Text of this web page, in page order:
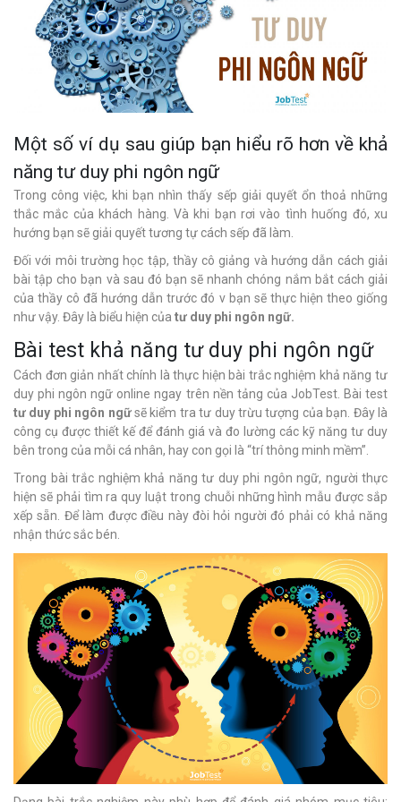
Một số ví dụ sau giúp bạn hiểu rõ hơn về khả
năng tư duy phi ngôn ngữ
Trong công việc, khi bạn nhìn thấy sếp giải quyết ổn thoả những
thắc mắc của khách hàng. Và khi bạn rơi vào tình huống đó, xu
hướng bạn sẽ giải quyết tương tự cách sếp đã làm.
Đối với môi trường học tập, thầy cô giảng và hướng dẫn cách giải
bài tập cho bạn và sau đó bạn sẽ nhanh chóng nắm bắt cách giải
của thầy cô đã hướng dẫn trước đó v bạn sẽ thực hiện theo giống
như vậy. Đây là biểu hiện của tư duy phi ngôn ngữ.
Bài test khả năng tư duy phi ngôn ngữ
Cách đơn giản nhất chính là thực hiện bài trắc nghiệm khả năng tư
duy phi ngôn ngữ online ngay trên nền tảng của JobTest. Bài test
tư duy phi ngôn ngữsẽ kiểm tra tư duy trừu tượng của bạn. Đây là
công cụ được thiết kế để đánh giá và đo lường các kỹ năng tư duy
bên trong của mỗi cá nhân, hay con gọi là “trí thông minh mềm”.
Trong bài trắc nghiệm khả năng tư duy phi ngôn ngữ, người thực
hiện sẽ phải tìm ra quy luật trong chuỗi những hình mẫu được sắp
xếp sẵn. Để làm được điều này đòi hỏi người đó phải có khả năng
nhận thức sắc bén.